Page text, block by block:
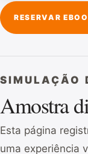
RESERVAR
SIMULAÇÃO
Amostra
Esta página
uma experiência